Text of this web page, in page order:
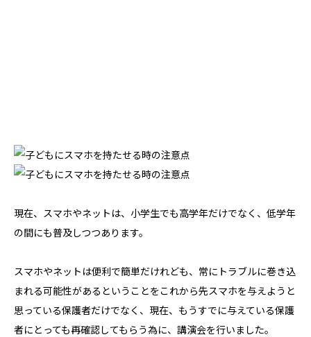
現在、スマホやネットは、小学生でも高学年だけでなく、低学年
の間にも普及しつつあります。
スマホやネットは便利で簡単だけれども、常にトラブルに巻き込
まれる可能性があるということをこれから先スマホを与えようと
思っている保護者だけでなく、現在、もうすでに与えている保護
者にとっても再確認してもらう為に、講演会を行いました。